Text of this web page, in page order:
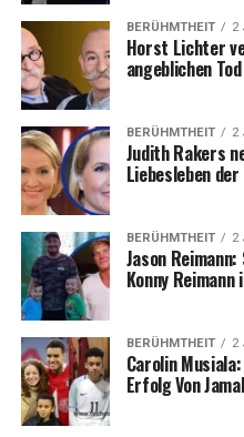
BERÜHMTHEIT 2
Horst Lichter
angeblichen
BERÜHMTHEIT 2
Judith Rakers
Liebesleben
BERÜHMTHEIT 2
Jason
Konny Reimann
BERÜHMTHEIT 2
Carolin
Erfolg Von